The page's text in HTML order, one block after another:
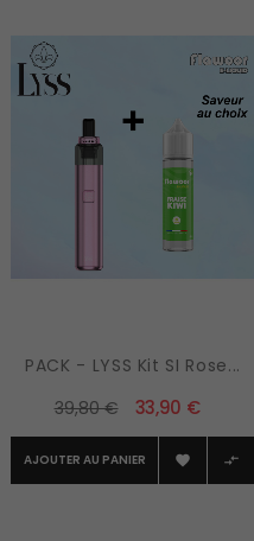
PACK - LYSS Kit SI Rose...
39,80 €
33,90 €
AJOUTER AU PANIER  